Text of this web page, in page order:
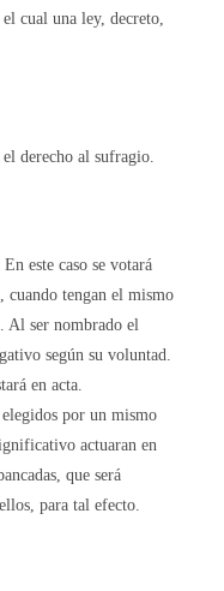
cual una ley, decreto,
derecho al sufragio.
En este caso se votará
cuando tengan el mismo
Al ser nombrado el
según su voluntad.
en acta.
por un mismo
actuaran en
que será
para tal efecto.